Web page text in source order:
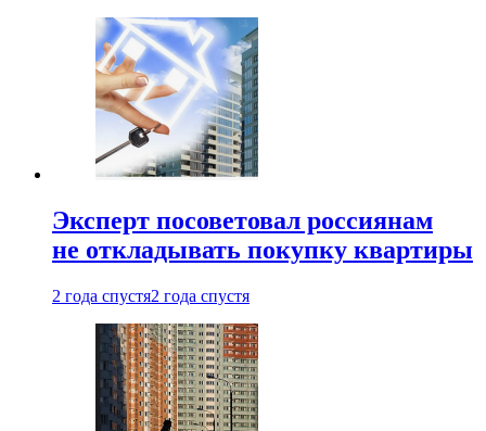
Эксперт посоветовал россиянам
не откладывать покупку квартиры
2 года спустя2 года спустя